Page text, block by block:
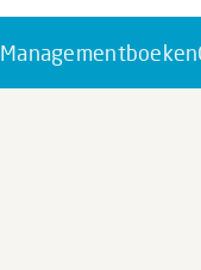
Managementboeken